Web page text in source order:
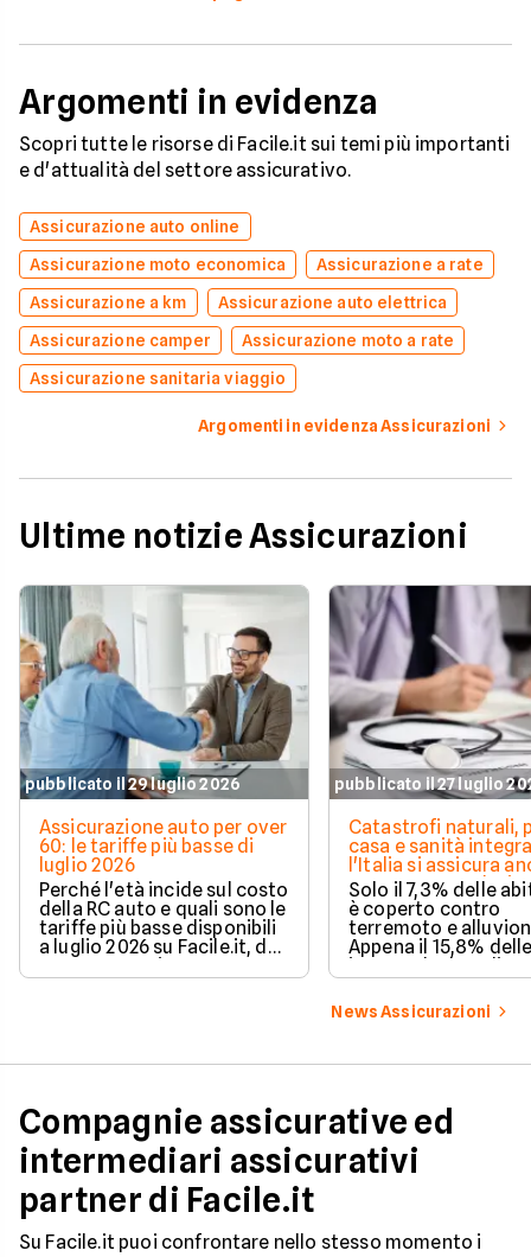
Argomenti in evidenza
Scopri tutte le risorse di Facile.it sui temi più importanti
e d'attualità del settore assicurativo.
Assicurazione auto online
Assicurazione moto economica
Assicurazione a rate
Assicurazione a km
Assicurazione auto elettrica
Assicurazione camper
Assicurazione moto a rate
Assicurazione sanitaria viaggio
Argomenti in evidenza Assicurazioni
Ultime notizie Assicurazioni
pubblicato il 29 luglio 2026
Assicurazione auto per over
60: le tariffe più basse di
luglio 2026
Perché l'età incide sul costo
della RC auto e quali sono le
tariffe più basse disponibili
a luglio 2026 su Facile.it, da
106,32€ annui.
pubblicato il 27 luglio
Catastrofi naturali,
casa e sanità
l'Italia si assicura
troppo poco. I dati
Solo il 7,3% delle
è coperto contro
terremoto e
Appena il 15,8%
imprese ha la polizza
catastrofale
dati ANIA 2025 sul
assicurativo
News Assicurazioni
Compagnie assicurative ed
intermediari assicurativi
partner di Facile.it
Su Facile.it puoi confrontare nello stesso momento i